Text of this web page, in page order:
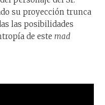
su proyección trunca
las posibilidades
de este mad